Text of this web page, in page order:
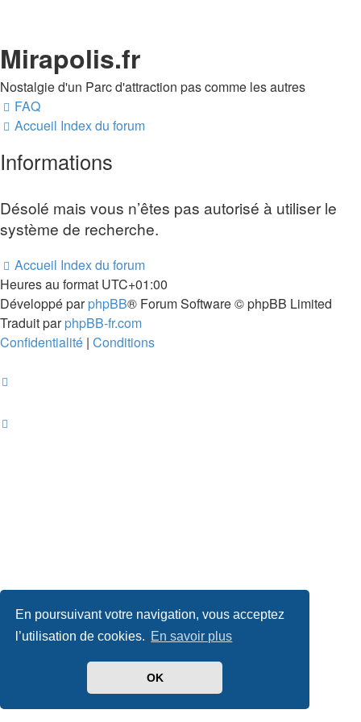
En poursuivant votre navigation, vous acceptez
l’utilisation de cookies. En savoir plus
OK
Mirapolis.fr
Nostalgie d'un Parc d'attraction pas comme les autres
FAQ
Accueil Index du forum
Informations
Désolé mais vous n’êtes pas autorisé à utiliser le
système de recherche.
Accueil Index du forum
Heures au format UTC+01:00
Développé parphpBB® Forum Software © phpBB Limited
Traduit parphpBB-fr.com
Confidentialité | Conditions